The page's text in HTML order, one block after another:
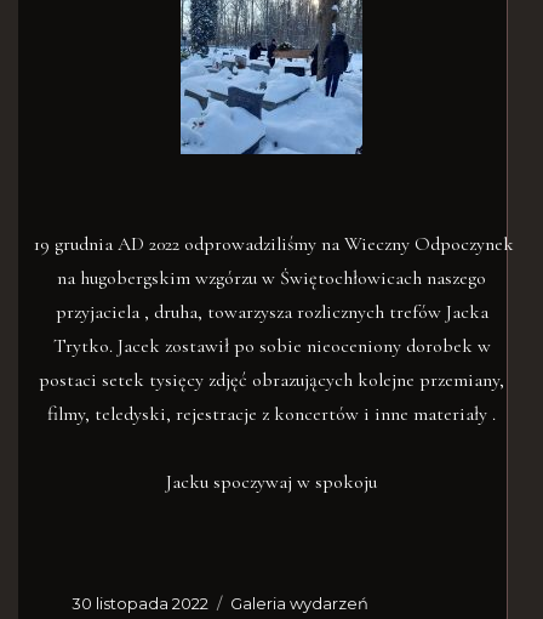
19 grudnia AD 2022 odprowadziliśmy na Wieczny Odpoczynek
na hugobergskim wzgórzu w Świętochłowicach naszego
przyjaciela , druha, towarzysza rozlicznych trefów Jacka
Trytko. Jacek zostawił po sobie nieoceniony dorobek w
postaci setek tysięcy zdjęć obrazujących kolejne przemiany,
filmy, teledyski, rejestracje z koncertów i inne materiały .
Jacku spoczywaj w spokoju
30 listopada 2022 Galeria wydarzeń